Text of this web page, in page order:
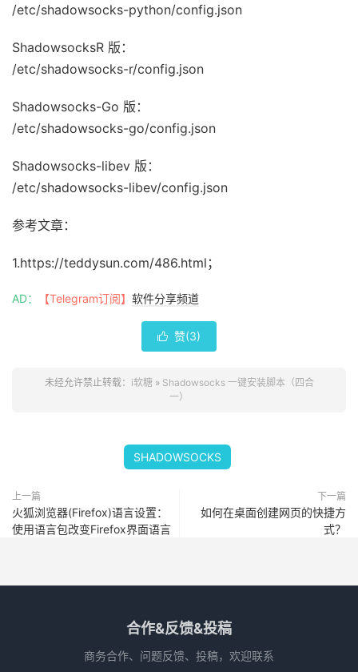
/etc/shadowsocks-python/config.json
ShadowsocksR 版：
/etc/shadowsocks-r/config.json
Shadowsocks-Go 版：
/etc/shadowsocks-go/config.json
Shadowsocks-libev 版：
/etc/shadowsocks-libev/config.json
参考文章：
1.https://teddysun.com/486.html；
AD： 【Telegram订阅】 软件分享频道
 赞(3)
未经允许禁止转载： i软糖» Shadowsocks 一键安装脚本（四合
一）
SHADOWSOCKS
上一篇
火狐浏览器(Firefox)语言设置：
使用语言包改变Firefox界面语言
下一篇
如何在桌面创建网页的快捷方
式？
合作&反馈&投稿
商务合作、问题反馈、投稿，欢迎联系